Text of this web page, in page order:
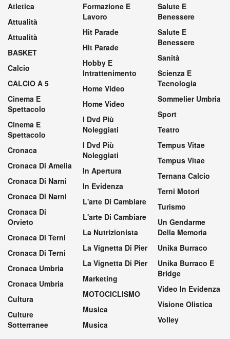
Atletica
Attualità
Attualità
BASKET
Calcio
CALCIO A 5
Cinema E
Spettacolo
Cinema E
Spettacolo
Cronaca
Cronaca Di Amelia
Cronaca Di Narni
Cronaca Di Narni
Cronaca Di
Orvieto
Cronaca Di Terni
Cronaca Di Terni
Cronaca Umbria
Cronaca Umbria
Cultura
Culture
Sotterranee
Formazione E
Lavoro
Hit Parade
Hit Parade
Hobby E
Intrattenimento
Home Video
Home Video
I Dvd Più
Noleggiati
I Dvd Più
Noleggiati
In Apertura
In Evidenza
L'arte Di Cambiare
L'arte Di Cambiare
La Nutrizionista
La Vignetta Di Pier
La Vignetta Di Pier
Marketing
MOTOCICLISMO
Musica
Musica
Salute E
Benessere
Salute E
Benessere
Sanità
Scienza E
Tecnologia
Sommelier Umbria
Sport
Teatro
Tempus Vitae
Tempus Vitae
Ternana Calcio
Terni Motori
Turismo
Un Gendarme
Della Memoria
Unika Burraco
Unika Burraco E
Bridge
Video In Evidenza
Visione Olistica
Volley